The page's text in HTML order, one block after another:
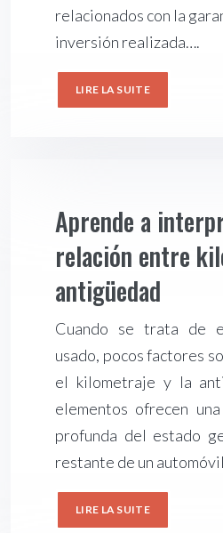
relacionados con la
inversión realizada….
LIRE LA SUITE
Aprende a
relación entre
antigüedad
Cuando se trata de
usado, pocos factores
el kilometraje y la
elementos ofrecen
profunda del estado
restante de un
LIRE LA SUITE